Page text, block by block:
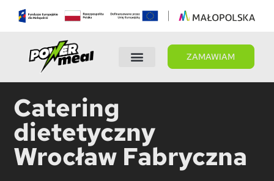
ZAMAWIAM
Catering
dietetyczny
Wrocław Fabryczna